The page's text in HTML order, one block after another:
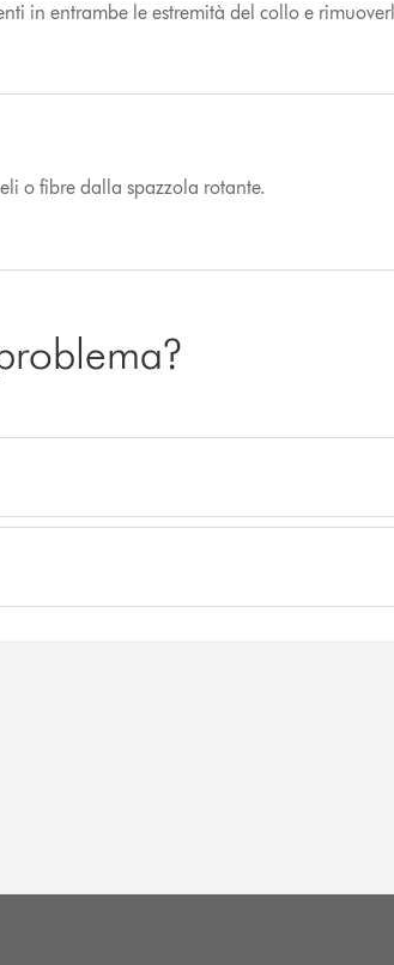
in entrambe le estremità del collo e
o fibre dalla spazzola rotante.